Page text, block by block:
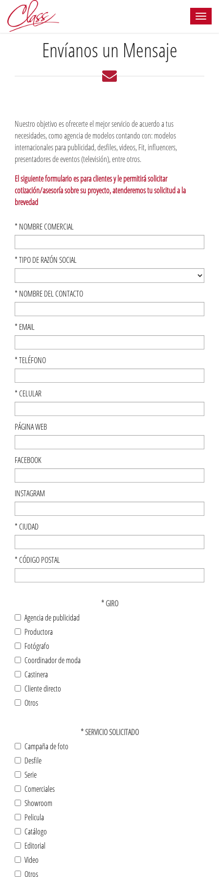
Envíanos un Mensaje
Nuestro objetivo es ofrecerte el mejor servicio de acuerdo a tus
necesidades, como agencia de modelos contando con: modelos
internacionales para publicidad, desfiles, videos, Fit, influencers,
presentadores de eventos (televisión), entre otros.
El siguiente formulario es para clientes y le permitirá solicitar
cotización/asesoría sobre su proyecto, atenderemos tu solicitud a la
brevedad
* NOMBRE COMERCIAL
*TIPO DE RAZÓN SOCIAL
* NOMBRE DEL CONTACTO
* EMAIL
*TELÉFONO
*CELULAR
PÁGINA WEB
FACEBOOK
INSTAGRAM
*CIUDAD
*CÓDIGO POSTAL
*GIRO
Agencia de publicidad
Productora
Fotógrafo
Coordinador de moda
Castinera
Cliente directo
Otros
*SERVICIO SOLICITADO
Campaña de foto
Desfile
Serie
Comerciales
Showroom
Pelicula
Catálogo
Editorial
Video
Otros